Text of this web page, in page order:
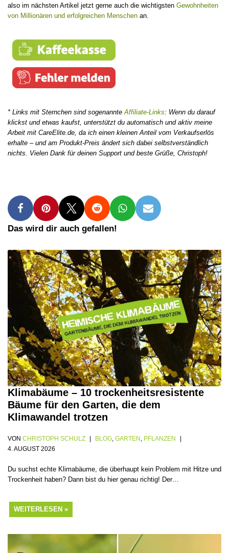
also im nächsten Artikel jetzt gerne auch die wichtigsten Gewohnheiten
von Millionären und erfolgreichen Menschen an.
* Links mit Sternchen sind sogenannteAffiliate-Links: Wenn du darauf
klickst und etwas kaufst, unterstützt du automatisch und aktiv meine
Arbeit mit CareElite.de, da ich einen kleinen Anteil vom Verkaufserlös
erhalte – und am Produkt-Preis ändert sich dabei selbstverständlich
nichts. Vielen Dank für deinen Support und beste Grüße, Christoph!
Das wird dir auch gefallen!
Klimabäume – 10 trockenheitsresistente
Bäume für den Garten, die dem
Klimawandel trotzen
VON CHRISTOPH SCHULZ BLOG GARTEN
PFLANZEN
4. AUGUST 2026
Du suchst echte Klimabäume, die überhaupt kein Problem mit Hitze und
Trockenheit haben? Dann bist du hier genau richtig! Der…
WEITERLESEN »